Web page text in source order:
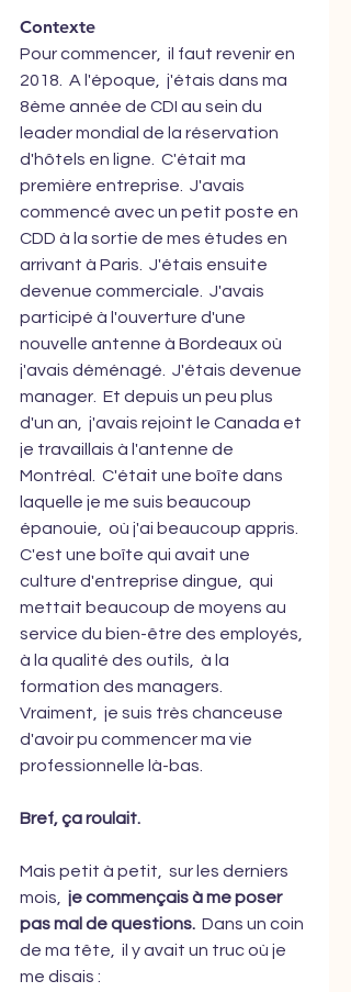
Contexte
Pour commencer,  il faut revenir en
2018.  A l'époque,  j'étais dans ma
8ème année de CDI au sein du
leader mondial de la réservation
d'hôtels en ligne.  C'était ma
première entreprise.  J'avais
commencé avec un petit poste en
CDD à la sortie de mes études en
arrivant à Paris.  J'étais ensuite
devenue commerciale.  J'avais
participé à l'ouverture d'une
nouvelle antenne à Bordeaux où
j'avais déménagé.  J'étais devenue
manager.  Et depuis un peu plus
d'un an,  j'avais rejoint le Canada et
je travaillais à l'antenne de
Montréal.  C'était une boîte dans
laquelle je me suis beaucoup
épanouie,  où j'ai beaucoup appris.
C'est une boîte qui avait une
culture d'entreprise dingue,  qui
mettait beaucoup de moyens au
service du bien-être des employés,
à la qualité des outils,  à la
formation des managers.
Vraiment,  je suis très chanceuse
d'avoir pu commencer ma vie
professionnelle là-bas.
Bref, ça roulait.
Mais petit à petit,  sur les derniers
mois, je commençais à me poser
pas mal de questions.
  Dans un coin
de ma tête,  il y avait un truc où je
me disais :